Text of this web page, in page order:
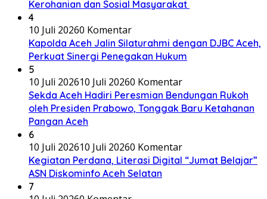
Kerohanian dan Sosial Masyarakat
4
10 Juli 20260 Komentar
Kapolda Aceh Jalin Silaturahmi dengan DJBC Aceh,
Perkuat Sinergi Penegakan Hukum
5
10 Juli 202610 Juli 20260 Komentar
Sekda Aceh Hadiri Peresmian Bendungan Rukoh
oleh Presiden Prabowo, Tonggak Baru Ketahanan
Pangan Aceh
6
10 Juli 202610 Juli 20260 Komentar
Kegiatan Perdana, Literasi Digital “Jumat Belajar”
ASN Diskominfo Aceh Selatan
7